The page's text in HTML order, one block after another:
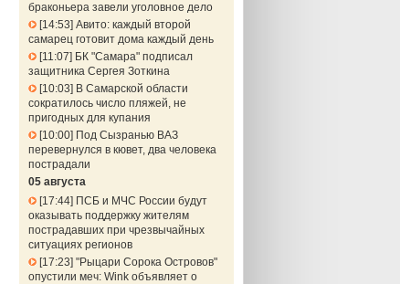
браконьера завели уголовное дело
14:53 Авито: каждый второй
самарец готовит дома каждый день
11:07
БК "Самара" подписал
защитника Сергея Зоткина
10:03
В Самарской области
сократилось число пляжей, не
пригодных для купания
10:00 Под Сызранью ВАЗ
перевернулся в кювет, два человека
пострадали
05 августа
17:44 ПСБ и МЧС России будут
оказывать поддержку жителям
пострадавших при чрезвычайных
ситуациях регионов
17:23 "Рыцари Сорока Островов"
опустили меч: Wink объявляет о